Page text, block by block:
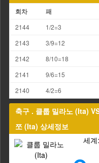
회차 패
2144 1/2=3
2143
3/9=12
2142
8/10=18
2141
9/6=15
2140
4/2=6
축구 . 클룹 밀라노 (Ita)
쪼 (Ita) 상세정보
세